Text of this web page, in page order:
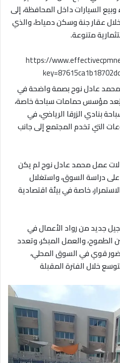
السيارات داخل المحافظة، إلى
عقار جنة وسكن دمياط، والذي
متنوعة.
https://
عادل نوح بصمة واضحة في
يُعد مؤسس حمامات سباحة خاصة،
بنادي الزرقا الرياضي، في
التي تخدم المجتمع إلى جانب
عمل محمد عادل نوح لم يكن
على دراسة السوق، واستغلال
خاصة في بيئة اقتصادية
جديد من رواد الأعمال في
والعمل المبكر، وتعدد
قوي في السوق المحلي،
خلال الفترة المقبلة